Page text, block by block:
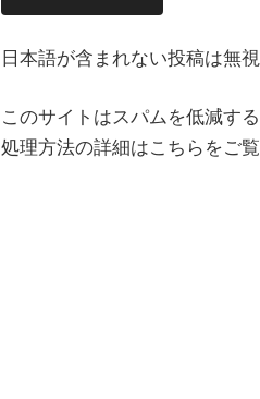
日本語が含まれない投稿は無
このサイトはスパムを低減す
処理方法の詳細はこちらをご